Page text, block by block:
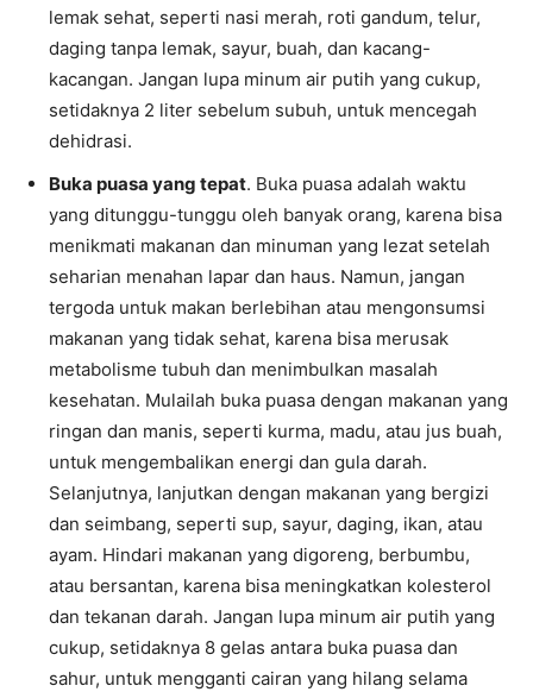
lemak sehat, seperti nasi merah, roti gandum, telur,
daging tanpa lemak, sayur, buah, dan kacang-
kacangan. Jangan lupa minum air putih yang cukup,
setidaknya 2 liter sebelum subuh, untuk mencegah
dehidrasi.
Buka puasa yang tepat. Buka puasa adalah waktu
yang ditunggu-tunggu oleh banyak orang, karena bisa
menikmati makanan dan minuman yang lezat setelah
seharian menahan lapar dan haus. Namun, jangan
tergoda untuk makan berlebihan atau mengonsumsi
makanan yang tidak sehat, karena bisa merusak
metabolisme tubuh dan menimbulkan masalah
kesehatan. Mulailah buka puasa dengan makanan yang
ringan dan manis, seperti kurma, madu, atau jus buah,
untuk mengembalikan energi dan gula darah.
Selanjutnya, lanjutkan dengan makanan yang bergizi
dan seimbang, seperti sup, sayur, daging, ikan, atau
ayam. Hindari makanan yang digoreng, berbumbu,
atau bersantan, karena bisa meningkatkan kolesterol
dan tekanan darah. Jangan lupa minum air putih yang
cukup, setidaknya 8 gelas antara buka puasa dan
sahur, untuk mengganti cairan yang hilang selama